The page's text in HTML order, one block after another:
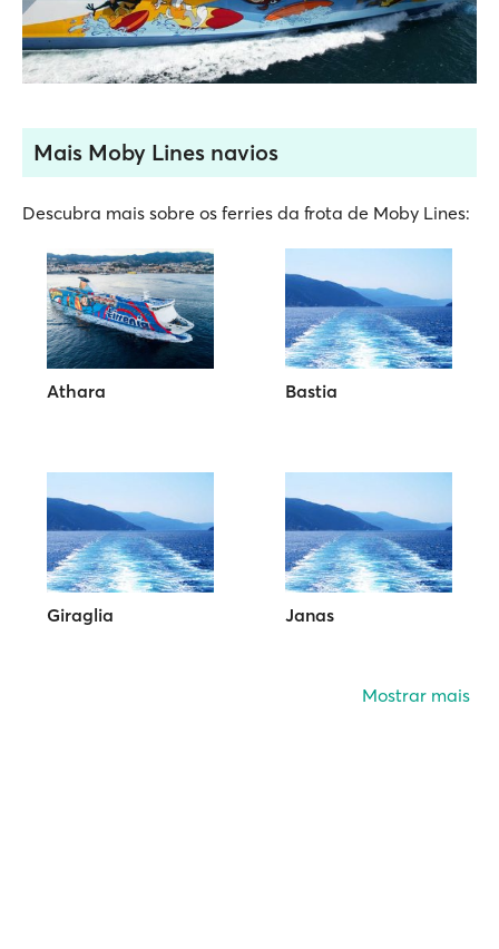
Mais Moby Lines navios
Descubra mais sobre os ferries da frota de Moby Lines:
Athara Bastia
Giraglia Janas
Mostrar mais